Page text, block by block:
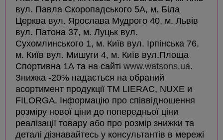
вул. Павла Скоропадського 5А, м. Біла
Церква вул. Ярослава Мудрого 40, м. Львів
вул. Патона 37, м. Луцьк вул.
Сухомлинського 1, м. Київ вул. Ірпінська 76,
м. Київ вул. Мишуги 4, м. Київ вул.Площа
Спортивна 1А та на сайті www.watsons.ua.
Знижка -20% надається на обраний
асортимент продукції ТМ LIERAC, NUXE и
FILORGA. Інформацію про співвідношення
розміру нової ціни до попередньої ціни
реалізації товару або про розмір знижки та
деталі дізнавайтесь у консультантів в мережі